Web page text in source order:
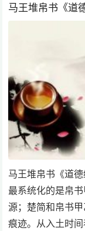
马王堆帛书《道
马王堆帛书《道
最系统化的是帛
源；楚简和帛书
痕迹。从入土时